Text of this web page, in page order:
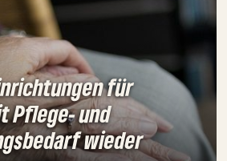
für
Pflege- und
wieder